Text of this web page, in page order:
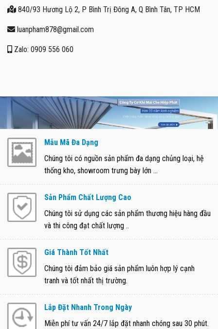
840/93 Hương Lộ 2, P Bình Trị Đông A, Q Bình Tân, TP HCM
luanpham878@gmail.com
Zalo: 0909 556 060
Mẫu Mã Đa Dạng
Chúng tôi có nguồn sản phẩm đa dạng chủng loại, hệ
thống kho, showroom trưng bày lớn ...
Sản Phẩm Chất Lượng Cao
Chúng tôi sử dụng các sản phẩm thương hiệu hàng đầu
và thi công đạt chất lượng ..
Giá Thành Tốt Nhất
Chúng tôi đảm bảo giá sản phẩm luôn hợp lý cạnh
tranh và tốt nhất thị trường.
Lắp Đặt Nhanh Trong Ngày
Miễn phí tư vấn 24/7 lắp đặt nhanh chóng sau 30 phút.